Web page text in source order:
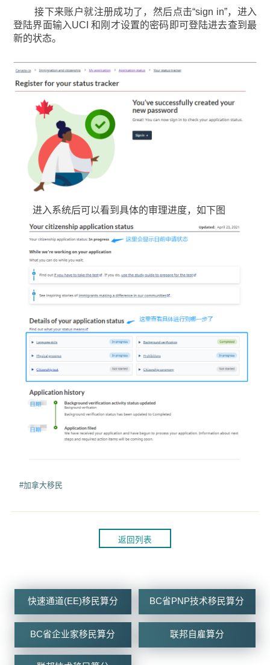
接下来账户就注册成功了，然后点击“sign in”，进入
登陆界面输入UCI 和刚才设置的密码即可登陆进去查到最
新的状态。
进入系统后可以看到具体的审理进度，如下图
#加拿大移民
返回列表
快速通道(EE)移民算分 BC省PNP技术移民算分
BC省企业家移民算分 联邦自雇算分